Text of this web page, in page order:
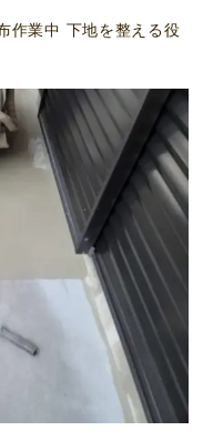
作業中 下地を整える役